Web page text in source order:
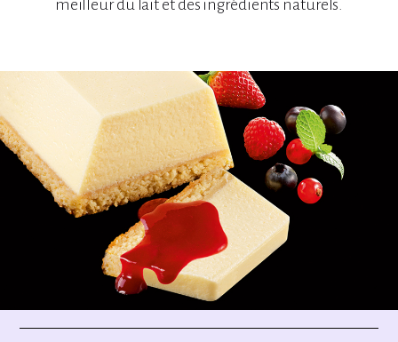
meilleur du lait et des ingrédients naturels.